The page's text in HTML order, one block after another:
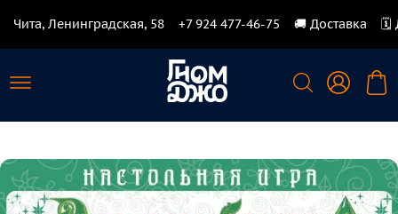
Чита, Ленинградская, 58 +7 924 477-46-75 🚚 Доставка 🗓️